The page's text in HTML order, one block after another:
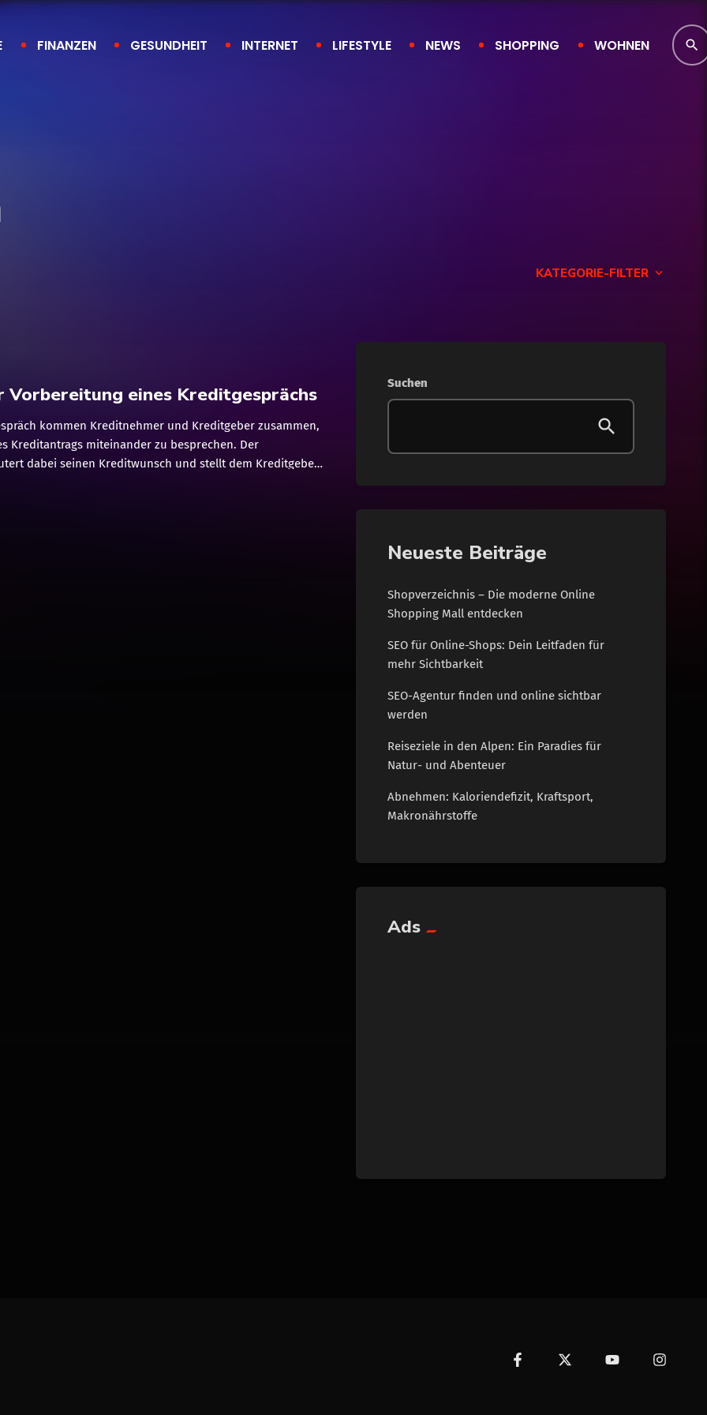
FINANZEN GESUNDHEIT INTERNET LIFESTYLE NEWS SHOPPING WOHNEN search
KATEGORIE-FILTER keyboard_arrow_down
Internet
Lifestyle
Shopping
Wohnen
Vorbereitung eines Kreditgesprächs
kommen Kreditnehmer und Kreditgeber zusammen,
Kreditantrags miteinander zu besprechen. Der
dabei seinen Kreditwunsch und stellt dem Kreditgeber
Suchen
Neueste Beiträge
Shopverzeichnis – Die moderne Online
Shopping Mall entdecken
SEO für Online-Shops: Dein Leitfaden für
mehr Sichtbarkeit
SEO-Agentur finden und online sichtbar
werden
Reiseziele in den Alpen: Ein Paradies für
Natur- und Abenteuer
Abnehmen: Kaloriendefizit, Kraftsport,
Makronährstoffe
Ads